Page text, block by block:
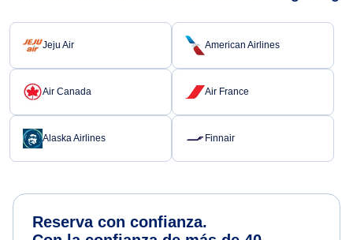
Jeju Air American Airlines
Air Canada Air France
Alaska Airlines Finnair
Reserva con confianza.